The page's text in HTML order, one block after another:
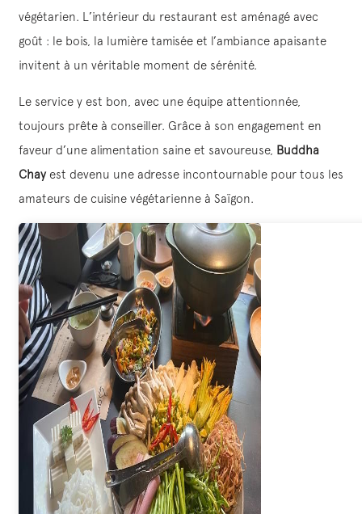
végétarien. L’intérieur du restaurant est aménagé avec
goût : le bois, la lumière tamisée et l’ambiance apaisante
invitent à un véritable moment de sérénité.
Le service y est bon, avec une équipe attentionnée,
toujours prête à conseiller. Grâce à son engagement en
faveur d’une alimentation saine et savoureuse, Buddha
Chayest devenu une adresse incontournable pour tous les
amateurs de cuisine végétarienne à Saïgon.